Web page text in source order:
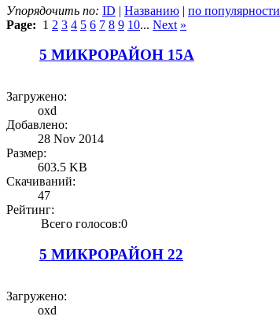
Упорядочить по: ID | Названию | по популярности
Page: 1 2 3 4 5 6 7 8 9 10... Next »
5 МИКРОРАЙОН 15А
Загружено:
oxd
Добавлено:
28 Nov 2014
Размер:
603.5 KB
Скачиваний:
47
Рейтинг:
Всего голосов:0
5 МИКРОРАЙОН 22
Загружено:
oxd